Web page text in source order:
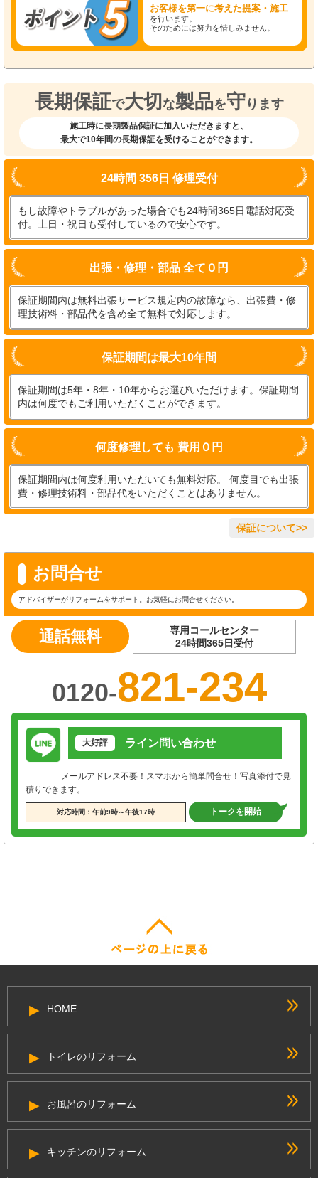
お客様を第一に考えた提案・施工
を行います。
そのためには努力を惜しみません。
長期保証で大切 な製品を守 ります
施工時に長期製品保証に加入いただきますと、
最大で10年間の長期保証を受けることができます。
24時間 356日 修理受付
もし故障やトラブルがあった場合でも24時間365日電話対応受
付。土日・祝日も受付しているので安心です。
出張・修理・部品 全て０円
保証期間内は無料出張サービス規定内の故障なら、出張費・修
理技術料・部品代を含め全て無料で対応します。
保証期間は最大10年間
保証期間は5年・8年・10年からお選びいただけます。保証期間
内は何度でもご利用いただくことができます。
何度修理しても 費用０円
保証期間内は何度利用いただいても無料対応。 何度目でも出張
費・修理技術料・部品代をいただくことはありません。
保証について>>
お問合せ
アドバイザーがリフォームをサポート。お気軽にお問合せください。
通話無料
専用コールセンター
24時間365日受付
0120-821-234
大好評 ライン問い合わせ
メールアドレス不要！スマホから簡単問合せ！写真添付で見
積りできます。
対応時間：午前9時～午後17時 トークを開始
HOME
トイレのリフォーム
お風呂のリフォーム
キッチンのリフォーム